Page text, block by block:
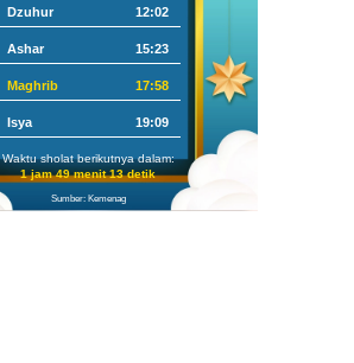
Dzuhur 12:02
Ashar 15:23
Maghrib 17:58
Isya 19:09
Waktu sholat berikutnya dalam:
1 jam 49 menit 12 detik
Sumber: Kemenag